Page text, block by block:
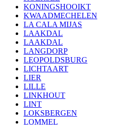
KONINGSHOOIKT
KWAADMECHELEN
LA CALA MIJAS
LAAKDAL
LAAKDAL
LANGDORP
LEOPOLDSBURG
LICHTAART
LIER
LILLE
LINKHOUT
LINT
LOKSBERGEN
LOMMEL